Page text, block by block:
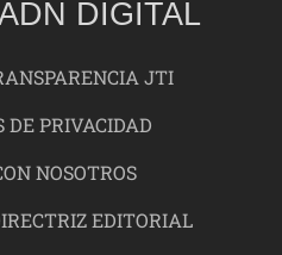
DIGITAL
JTI
DE PRIVACIDAD
NOSOTROS
EDITORIAL